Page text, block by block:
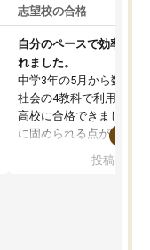
志望校の合格
自分のペースで効率よく
れました。
中学3年の5月から数学・
社会の4教科で利用し、
高校に合格できました。
に固められる点が魅力で
項目のおかげで、手軽
投稿日：